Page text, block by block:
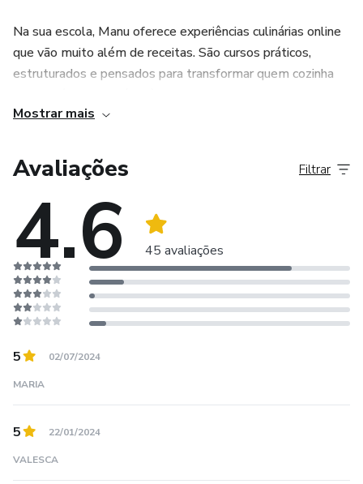
Na sua escola, Manu oferece experiências culinárias online
que vão muito além de receitas. São cursos práticos,
estruturados e pensados para transformar quem cozinha
ajudando você a criar pratos autênticos e desenvolver sua
identidade culinária.
Entre os cursos e materiais disponíveis estão:
• WWChef, onde você aprende gastronomia e
harmonização de pratos de mais de 10 países, com foco
em sabor, aromas e cultura
italianas clássicas e molhos autênticos, sem adaptações
abrasileiradas
• Expert em Risottos, com técnicas para preparar risottos
Mostrar mais
Avaliações
4.6 45 avaliações
Filtrar
5 02/07/2024
MARIA
5 22/01/2024
VALESCA